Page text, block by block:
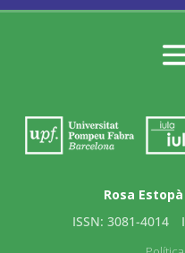
Rosa
ISSN: 3081-4014